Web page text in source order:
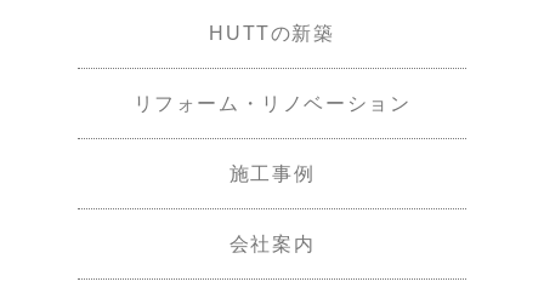
HUTTの新築
リフォーム・リノベーション
施工事例
会社案内